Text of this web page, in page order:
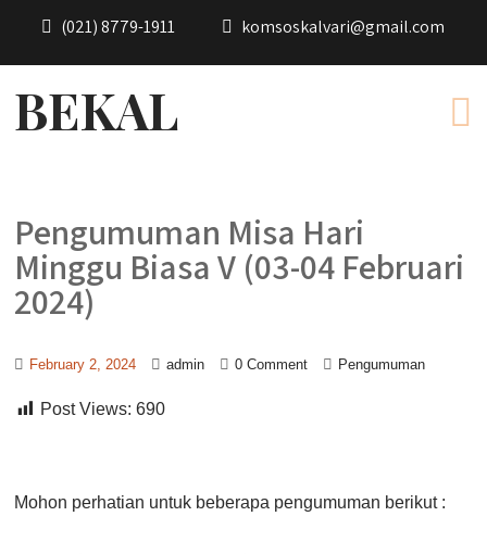
(021) 8779-1911 komsoskalvari@gmail.com
BEKAL
Pengumuman Misa Hari
Minggu Biasa V (03-04 Februari
2024)
February 2, 2024 admin 0 Comment Pengumuman
Post Views: 690
Mohon perhatian untuk beberapa pengumuman berikut :